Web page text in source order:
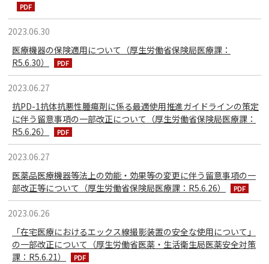
2023.06.30
医療機器の保険適用について（厚生労働省保険局医療課：
R5.6.30）
2023.06.27
抗PD-1抗体抗悪性腫瘍剤に係る最適使用推進ガイドラインの策定
に伴う留意事項の一部改正について（厚生労働省保険局医療課：
R5.6.26）
2023.06.27
医薬品医療機器等法上の効能・効果等の変更に伴う留意事項の一
部改正等について（厚生労働省保険局医療課：R5.6.26）
2023.06.26
「在宅医療におけるエックス線撮影装置の安全な使用について」
の一部改正について（厚生労働省医薬・生活衛生局医薬安全対策
課：R5.6.21）